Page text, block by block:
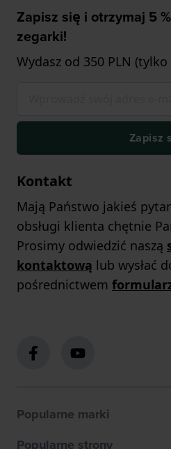
Zapisz się i otrzymaj 5
zegarki!
Wydasz od 350 PLN
Zapisz
Kontakt
Mają Państwo jakieś
obsługi klienta chętnie
Prosimy odwiedzić naszą
kontaktową lub wysłać
pośrednictwem
Popularne marki
Popularne strony